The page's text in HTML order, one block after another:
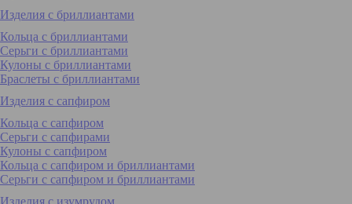
Изделия с бриллиантами
Кольца с бриллиантами
Серьги с бриллиантами
Кулоны с бриллиантами
Браслеты с бриллиантами
Изделия с сапфиром
Кольца с сапфиром
Серьги с сапфирами
Кулоны с сапфиром
Кольца с сапфиром и бриллиантами
Серьги с сапфиром и бриллиантами
Изделия с изумрудом